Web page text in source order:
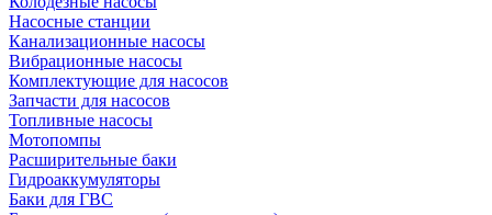
Насосные станции
Канализационные насосы
Вибрационные насосы
Комплектующие для насосов
Запчасти для насосов
Топливные насосы
Мотопомпы
Расширительные баки
Гидроаккумуляторы
Баки для ГВС